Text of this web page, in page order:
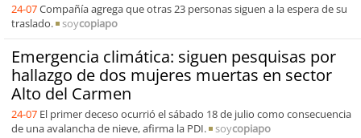
24-07Compañía agrega que otras 23 personas siguen a la espera de su
traslado.
soycopiapo
Emergencia climática: siguen pesquisas por
hallazgo de dos mujeres muertas en sector
Alto del Carmen
24-07 El primer deceso ocurrió el sábado 18 de julio como consecuencia
de una avalancha de nieve, afirma la PDI.
soycopiapo